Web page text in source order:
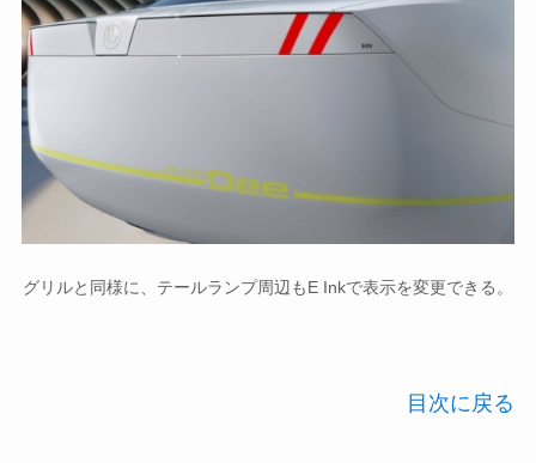
グリルと同様に、テールランプ周辺もE Inkで表示を変更できる。
目次に戻る